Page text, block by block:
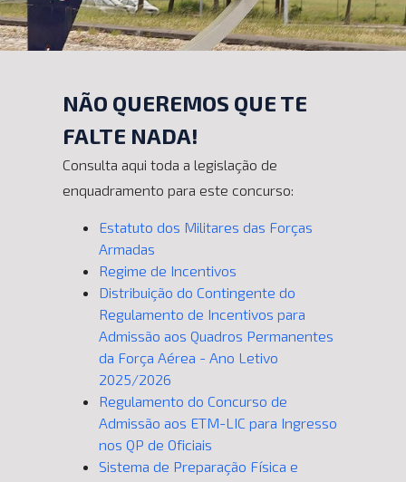
NÃO QUEREMOS QUE TE
FALTE NADA!
Consulta aqui toda a legislação de
enquadramento para este concurso:
Estatuto dos Militares das Forças
Armadas
Regime de Incentivos
Distribuição do Contingente do
Regulamento de Incentivos para
Admissão aos Quadros Permanentes
da Força Aérea - Ano Letivo
2025/2026
Regulamento do Concurso de
Admissão aos ETM-LIC para Ingresso
nos QP de Oficiais
Sistema de Preparação Física e